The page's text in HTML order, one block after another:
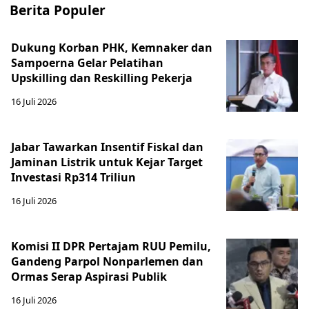
Berita Populer
Dukung Korban PHK, Kemnaker dan
Sampoerna Gelar Pelatihan
Upskilling dan Reskilling Pekerja
16 Juli 2026
Jabar Tawarkan Insentif Fiskal dan
Jaminan Listrik untuk Kejar Target
Investasi Rp314 Triliun
16 Juli 2026
Komisi II DPR Pertajam RUU Pemilu,
Gandeng Parpol Nonparlemen dan
Ormas Serap Aspirasi Publik
16 Juli 2026